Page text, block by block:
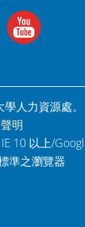
學人力資源處
明
10 以上/
準之瀏覽器